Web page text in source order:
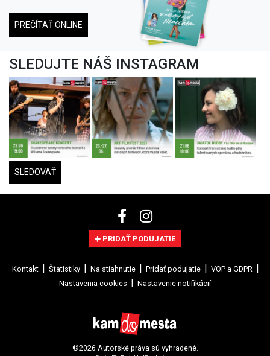
PREČÍTAŤ ONLINE
SLEDUJTE NÁŠ INSTAGRAM
SLEDOVAŤ
PRIDAŤ PODUJATIE
Kontakt Štatistiky Na stiahnutie Pridať podujatie
VOP a GDPR
Nastavenia cookies
Nastavenie notifikácií
©2026 Autorské práva sú vyhradené.